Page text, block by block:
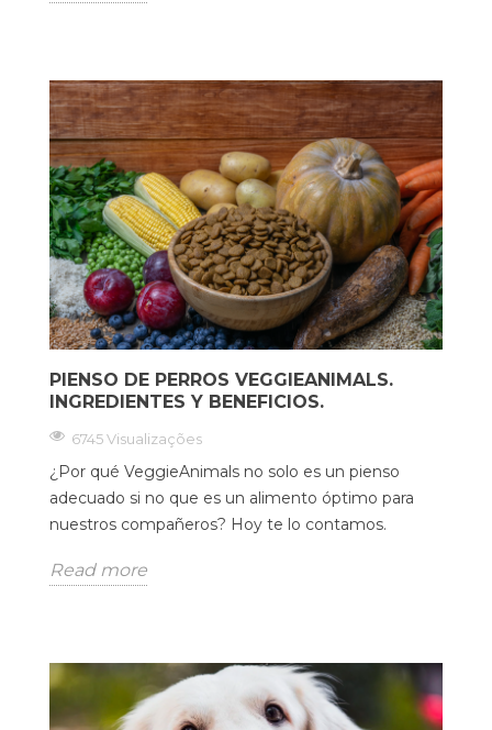
PIENSO DE PERROS VEGGIEANIMALS.
INGREDIENTES Y BENEFICIOS.
6745 Visualizações
¿Por qué VeggieAnimals no solo es un pienso
adecuado si no que es un alimento óptimo para
nuestros compañeros? Hoy te lo contamos.
Read more